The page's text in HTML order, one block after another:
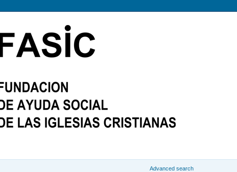
Advanced search